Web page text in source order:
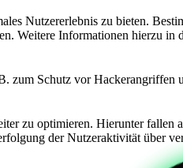
Nutzererlebnis zu bieten.
Weitere Informationen hierzu in
Schutz vor Hackerangriffen
zu optimieren. Hierunter
der Nutzeraktivität über